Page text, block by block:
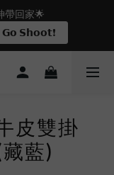
即享免運
帶回家🌟
𝗚𝗼 𝗦𝗵𝗼𝗼𝘁❗
馬上送50元
即享免運
皮雙掛
藍)